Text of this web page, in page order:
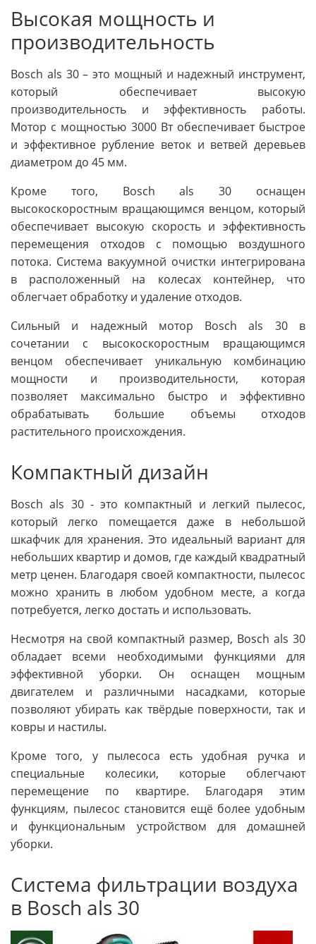
Высокая мощность и
производительность
Bosch als 30 – это мощный и надежный инструмент,
который обеспечивает высокую
производительность и эффективность работы.
Мотор с мощностью 3000 Вт обеспечивает быстрое
и эффективное рубление веток и ветвей деревьев
диаметром до 45 мм.
Кроме того, Bosch als 30 оснащен
высокоскоростным вращающимся венцом, который
обеспечивает высокую скорость и эффективность
перемещения отходов с помощью воздушного
потока. Система вакуумной очистки интегрирована
в расположенный на колесах контейнер, что
облегчает обработку и удаление отходов.
Сильный и надежный мотор Bosch als 30 в
сочетании с высокоскоростным вращающимся
венцом обеспечивает уникальную комбинацию
мощности и производительности, которая
позволяет максимально быстро и эффективно
обрабатывать большие объемы отходов
растительного происхождения.
Компактный дизайн
Bosch als 30 - это компактный и легкий пылесос,
который легко помещается даже в небольшой
шкафчик для хранения. Это идеальный вариант для
небольших квартир и домов, где каждый квадратный
метр ценен. Благодаря своей компактности, пылесос
можно хранить в любом удобном месте, а когда
потребуется, легко достать и использовать.
Несмотря на свой компактный размер, Bosch als 30
обладает всеми необходимыми функциями для
эффективной уборки. Он оснащен мощным
двигателем и различными насадками, которые
позволяют убирать как твёрдые поверхности, так и
ковры и настилы.
Кроме того, у пылесоса есть удобная ручка и
специальные колесики, которые облегчают
перемещение по квартире. Благодаря этим
функциям, пылесос становится ещё более удобным
и функциональным устройством для домашней
уборки.
Система фильтрации воздуха
в Bosch als 30